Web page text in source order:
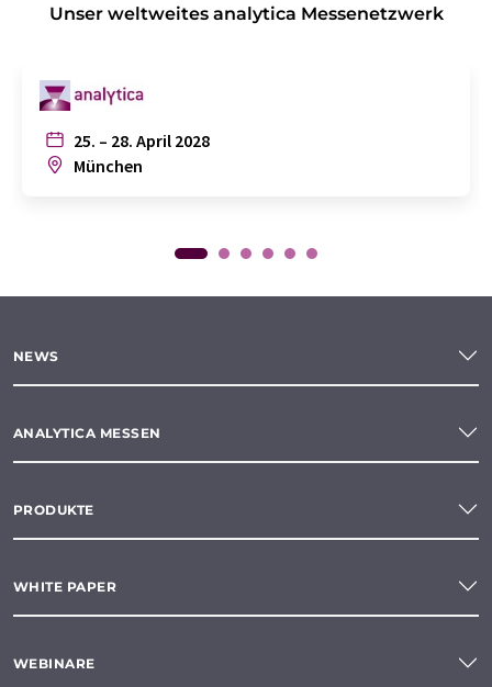
Unser weltweites analytica Messenetzwerk
25. – 28. April 2028
München
NEWS
ANALYTICA MESSEN
PRODUKTE
WHITE PAPER
WEBINARE